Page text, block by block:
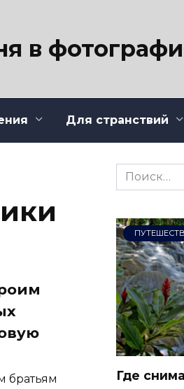
в
Для странствий
братьям
Search
for:
Где